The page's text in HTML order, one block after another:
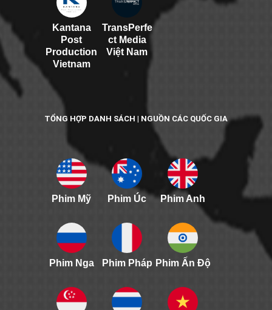
Kantana
Post
Production
Vietnam
TransPerfe
ct Media
Việt Nam
TỔNG HỢP DANH SÁCH | NGUỒN CÁC QUỐC GIA
Phim Mỹ Phim Úc Phim Anh
Phim Nga Phim Pháp Phim Ấn Độ